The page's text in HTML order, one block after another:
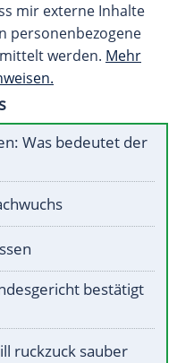
mir externe Inhalte
personenbezogene
werden. Mehr
Was bedeutet der
bestätigt
ruckzuck sauber